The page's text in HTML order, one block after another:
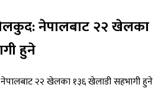
नेपालबाट २२ खेलका
हुने